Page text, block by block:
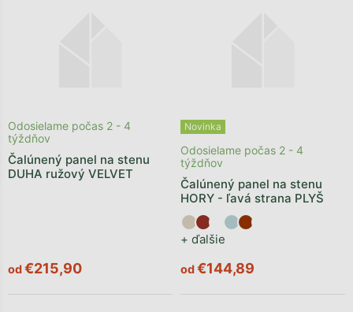
Čalúnený panel na stenu
DUHA ružový VELVET
Odosielame počas 2 - 4
týždňov
od€215,90
Novinka
Čalúnený panel na stenu
HORY - ľavá strana PLYŠ
+ ďalšie
Odosielame počas 2 - 4
týždňov
od€144,89